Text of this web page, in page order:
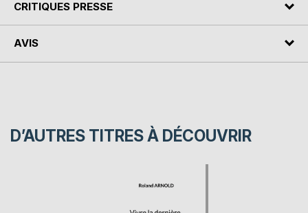
CRITIQUES PRESSE
AVIS
D’AUTRES TITRES À DÉCOUVRIR